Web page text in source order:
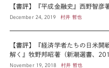
【書評】『平成金融史』西野智彦
December 24, 2019 村井 哲也
【書評】『経済学者たちの日米
解く』牧野邦昭著（新潮選書、
November 19, 2018 村井 哲也